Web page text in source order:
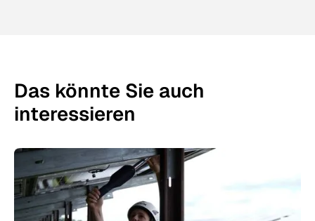
Das könnte Sie auch
interessieren